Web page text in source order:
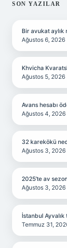
SON YAZILAR
Bir avukat aylık
Ağustos 6, 2026
Khvicha
Ağustos 5, 2026
Avans hesabı
Ağustos 4, 2026
32 karekökü
Ağustos 3, 2026
2025’te av
Ağustos 3, 2026
İstanbul Ayvalık
Temmuz 31,